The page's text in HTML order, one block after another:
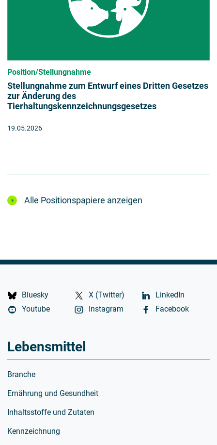
Position/Stellungnahme
Stellungnahme zum Entwurf eines Dritten Gesetzes
zur Änderung des
Tierhaltungskennzeichnungsgesetzes
19.05.2026
Alle Positionspapiere anzeigen
Bluesky X (Twitter)
LinkedIn
Youtube
Instagram Facebook
Lebensmittel
Branche
Ernährung und Gesundheit
Inhaltsstoffe und Zutaten
Kennzeichnung